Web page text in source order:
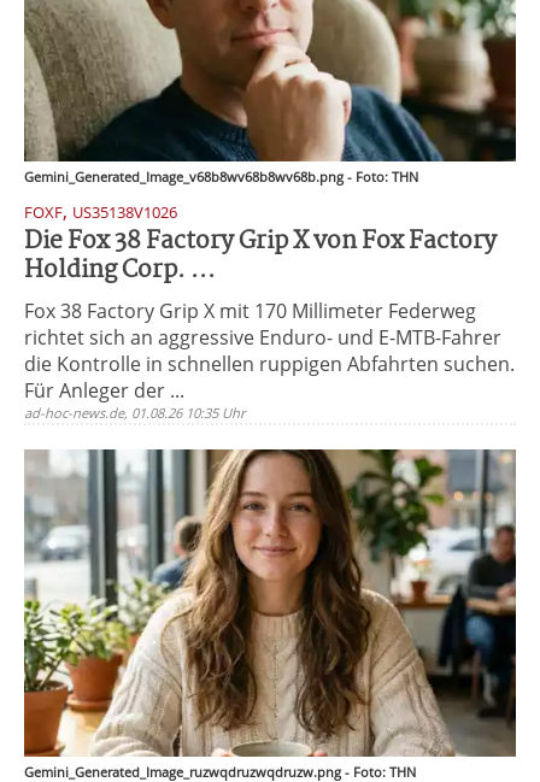
Gemini_Generated_Image_v68b8wv68b8wv68b.png - Foto: THN
FOXF, US35138V1026
Die Fox 38 Factory Grip X von Fox Factory
Holding Corp. ...
Fox 38 Factory Grip X mit 170 Millimeter Federweg
richtet sich an aggressive Enduro- und E-MTB-Fahrer
die Kontrolle in schnellen ruppigen Abfahrten suchen.
Für Anleger der ...
ad-hoc-news.de, 01.08.26 10:35 Uhr
Gemini_Generated_Image_ruzwqdruzwqdruzw.png - Foto: THN